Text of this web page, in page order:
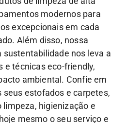
modernos para
excepcionais em cada
Além disso, nossa
sustentabilidade nos leva a
e técnicas eco-friendly,
ambiental. Confie em
seus estofados e carpetes,
limpeza, higienização e
mesmo o seu serviço e